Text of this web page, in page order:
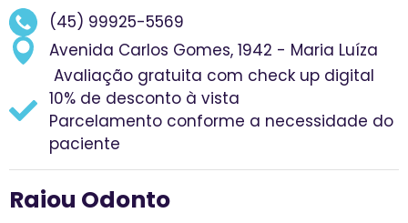
(45) 99925-5569
Avenida Carlos Gomes, 1942 - Maria Luíza
⁠ ⁠Avaliação gratuita com check up digital
⁠⁠10% de desconto à vista
Parcelamento conforme a necessidade do
paciente
Raiou Odonto